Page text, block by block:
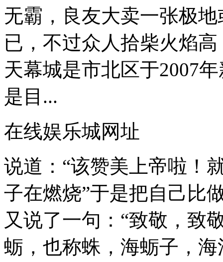
无霸，良友大卖一张极
已，不过众人拾柴火焰
天幕城是市北区于2007
是目...
在线娱乐城网址
说道：“该赞美上帝啦！
子在燃烧”于是把自己比
又说了一句：“致敬，致
蛎，也称蛛，海蛎子，